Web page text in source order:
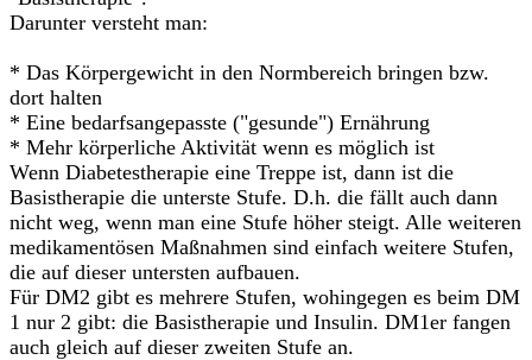
Darunter versteht man:
* Das Körpergewicht in den Normbereich bringen bzw.
dort halten
* Eine bedarfsangepasste ("gesunde") Ernährung
* Mehr körperliche Aktivität wenn es möglich ist
Wenn Diabetestherapie eine Treppe ist, dann ist die
Basistherapie die unterste Stufe. D.h. die fällt auch dann
nicht weg, wenn man eine Stufe höher steigt. Alle weiteren
medikamentösen Maßnahmen sind einfach weitere Stufen,
die auf dieser untersten aufbauen.
Für DM2 gibt es mehrere Stufen, wohingegen es beim DM
1 nur 2 gibt: die Basistherapie und Insulin. DM1er fangen
auch gleich auf dieser zweiten Stufe an.